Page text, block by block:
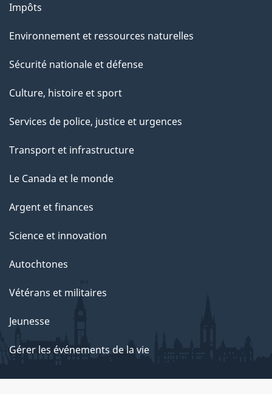
e
Impôts
Environnement et ressources naturelles
Sécurité nationale et défense
Culture, histoire et sport
Services de police, justice et urgences
Transport et infrastructure
Le Canada et le monde
Argent et finances
Science et innovation
Autochtones
Vétérans et militaires
Jeunesse
Gérer les événements de la vie